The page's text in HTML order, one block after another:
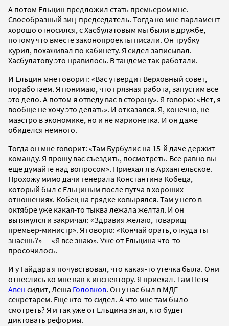
А потом Ельцин предложил стать премьером мне.
Своеобразный зиц-председатель. Тогда ко мне парламент
хорошо относился, с Хасбулатовым мы были в дружбе,
потому что вместе законопроекты писали. Он трубку
курил, похаживал по кабинету. Я сидел записывал.
Хасбулатову это нравилось. В тандеме так работали.
И Ельцин мне говорит: «Вас утвердит Верховный совет,
поработаем. Я понимаю, что грязная работа, запустим все
это дело. А потом я отведу вас в сторону». Я говорю: «Нет, я
вообще не хочу это делать». И отказался. Я, конечно, не
маэстро в экономике, но и не марионетка. И он даже
обиделся немного.
Тогда он мне говорит: «Там Бурбулис на 15-й даче держит
команду. Я прошу вас съездить, посмотреть. Все равно вы
еще думайте над вопросом». Приехал я в Архангельское.
Прохожу мимо дачи генерала Константина Кобеца,
который был с Ельциным после путча в хороших
отношениях. Кобец на грядке ковырялся. Там у него в
октябре уже какая-то тыква лежала желтая. И он
вытянулся и закричал: «Здравия желаю, товарищ
премьер-министр». Я говорю: «Кончай орать, откуда ты
знаешь?» — «Я все знаю». Уже от Ельцина что-то
просочилось.
И у Гайдара я почувствовал, что какая-то утечка была. Они
отнеслись ко мне как к инспектору. Я приехал. Там Петя
Авен сидит, Леша Головков. Он у нас был в МДГ
секретарем. Еще кто-то сидел. А что мне там было
смотреть? Я и так уже от Ельцина знал, кто будет
диктовать реформы.